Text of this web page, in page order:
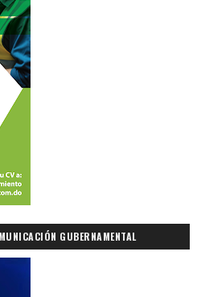
GUBERNAMENTAL